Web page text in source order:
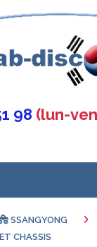
98 (lun-
SSANGYONG
CHASSIS